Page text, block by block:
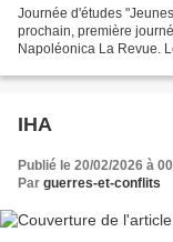
Journée d'études
prochain, première
Napoléonica La Revue.
IHA
Publié le 20/02/2026 à
Par guerres-et-conflits